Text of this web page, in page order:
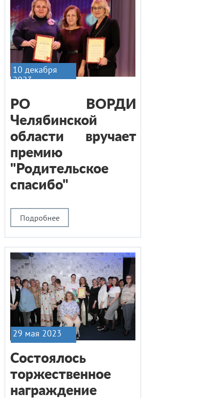
Подробнее
РО ВОРДИ
Челябинской
области вручает
премию
"Родительское
спасибо"
10 декабря
2023
Состоялось
торжественное
награждение
29 мая 2023